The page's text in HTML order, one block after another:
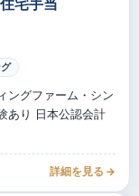
ングファーム・シン
あり 日本公認会計
詳細を見る →